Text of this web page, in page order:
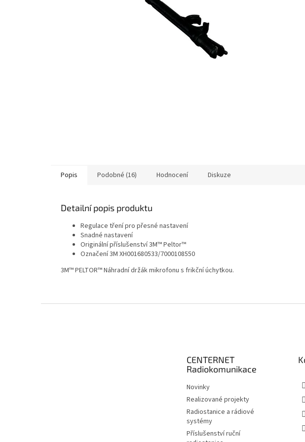
Popis Podobné (16) Hodnocení Diskuze
Detailní popis produktu
Regulace tření pro přesné nastavení
Snadné nastavení
Originální příslušenství 3M™ Peltor™
Označení 3M XH001680533/7000108550
3M™ PELTOR™ Náhradní držák mikrofonu s frikční úchytkou.
CENTERNET
Radiokomunikace
Novinky
Realizované projekty
Radiostanice a rádiové
systémy
Příslušenství ruční